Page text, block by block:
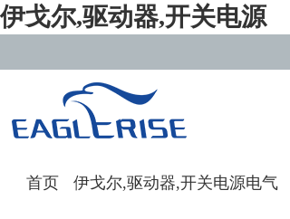
伊戈尔,驱动器,开关电源
首页 伊戈尔,驱动器,开关电源电气